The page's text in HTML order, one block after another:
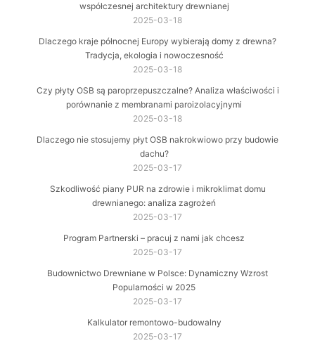
współczesnej architektury drewnianej
2025-03-18
Dlaczego kraje północnej Europy wybierają domy z drewna?
Tradycja, ekologia i nowoczesność
2025-03-18
Czy płyty OSB są paroprzepuszczalne? Analiza właściwości i
porównanie z membranami paroizolacyjnymi
2025-03-18
Dlaczego nie stosujemy płyt OSB nakrokwiowo przy budowie
dachu?
2025-03-17
Szkodliwość piany PUR na zdrowie i mikroklimat domu
drewnianego: analiza zagrożeń
2025-03-17
Program Partnerski – pracuj z nami jak chcesz
2025-03-17
Budownictwo Drewniane w Polsce: Dynamiczny Wzrost
Popularności w 2025
2025-03-17
Kalkulator remontowo-budowalny
2025-03-17